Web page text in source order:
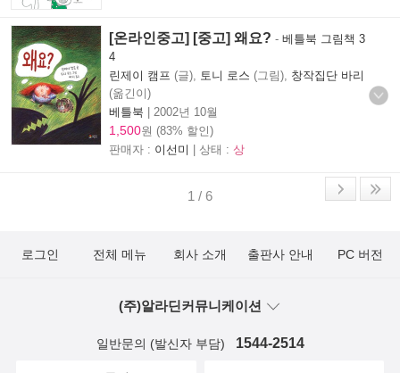
[온라인중고] [중고] 왜요? - 베틀북 그림책 3
4
린제이 캠프 (글), 토니 로스 (그림), 창작집단 바리
(옮긴이)
베틀북 | 2002년 10월
1,500원 (83% 할인)
판매자 : 이선미 | 상태 : 상
1 / 6
로그인 전체 메뉴 회사 소개 출판사 안내 PC 버전
(주)알라딘커뮤니케이션
일반문의 (발신자 부담) 1544-2514